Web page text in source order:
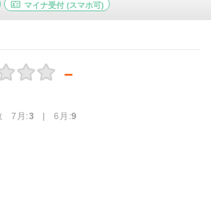
マイナ受付 (スマホ可)
－
7月:3 | 6月:9